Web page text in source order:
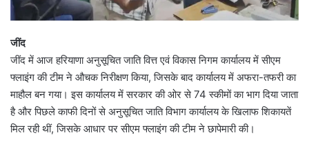
जींद
जींद में आज हरियाणा अनुसूचित जाति वित्त एवं विकास निगम कार्यालय में सीएम
फ्लाइंग की टीम ने औचक निरीक्षण किया, जिसके बाद कार्यालय में अफरा-तफरी का
माहौल बन गया। इस कार्यालय में सरकार की ओर से 74 स्कीमों का भाग दिया जाता
है और पिछले काफी दिनों से अनुसूचित जाति विभाग कार्यालय के खिलाफ शिकायतें
मिल रही थीं, जिसके आधार पर सीएम फ्लाइंग की टीम ने छापेमारी की।